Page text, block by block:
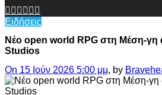
Ειδήσεις
Νέο open world RPG στη Μέση-γη
Studios
On 15 Ιούν 2026 5:00 μμ, by